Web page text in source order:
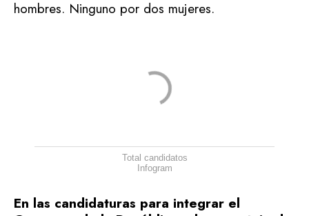
hombres. Ninguno por dos mujeres.
Total candidatos
Infogram
En las candidaturas para integrar el